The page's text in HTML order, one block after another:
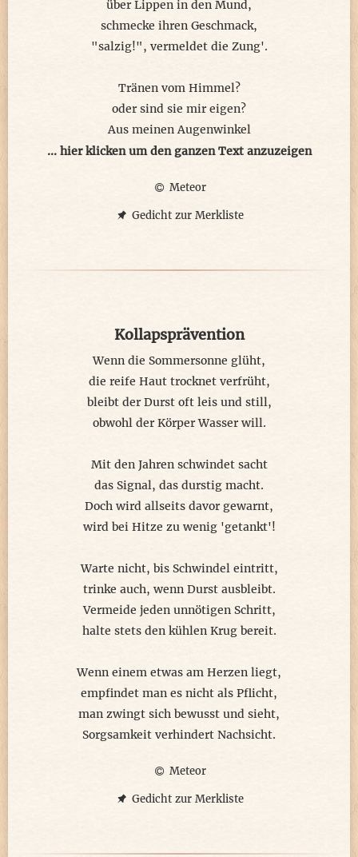
entspannter...
über Lippen in den Mund,
schmecke ihren Geschmack,
"salzig!", vermeldet die Zung'.
Tränen vom Himmel?
oder sind sie mir eigen?
Aus meinen Augenwinkel
verdünnt sie salzig treiben.
Besondere Augentropfen,
verschrieben von weit oben,
stoppte die Tränenquelle,
der Grund im Nu verschwand.
... hier klicken um den ganzen Text anzuzeigen
Meteor
Gedicht zur Merkliste
Kollapsprävention
Wenn die Sommersonne glüht,
die reife Haut trocknet verfrüht,
bleibt der Durst oft leis und still,
obwohl der Körper Wasser will.
Mit den Jahren schwindet sacht
das Signal, das durstig macht.
Doch wird allseits davor gewarnt,
wird bei Hitze zu wenig 'getankt'!
Warte nicht, bis Schwindel eintritt,
trinke auch, wenn Durst ausbleibt.
Vermeide jeden unnötigen Schritt,
halte stets den kühlen Krug bereit.
Wenn einem etwas am Herzen liegt,
empfindet man es nicht als Pflicht,
man zwingt sich bewusst und sieht,
Sorgsamkeit verhindert Nachsicht.
Meteor
Gedicht zur Merkliste